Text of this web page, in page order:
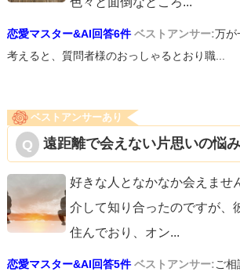
恋愛マスター&AI回答6件 ベストアンサー:万が
考えると、質問者様のおっしゃるとおり職...
ベストアンサーあり
遠距離で会えない片思いの悩み
好きな人となかなか会えませ
介して知り合ったのですが、
住んでおり、オン...
恋愛マスター&AI回答5件 ベストアンサー:ご相